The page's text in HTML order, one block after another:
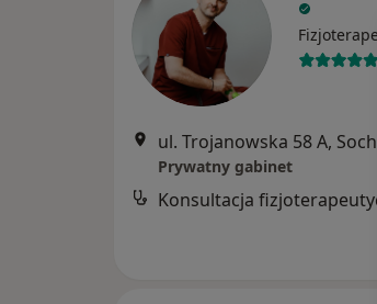
ul. Trojanowska 58 A,
Prywatny gabinet
Konsultacja